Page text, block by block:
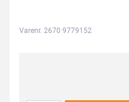
Varenr. 2670 9779152